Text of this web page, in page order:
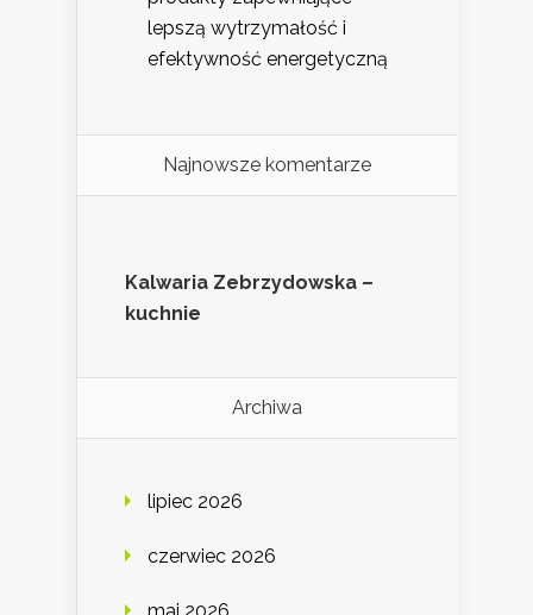
lepszą wytrzymałość i
efektywność energetyczną
Najnowsze komentarze
Kalwaria Zebrzydowska –
kuchnie
Archiwa
lipiec 2026
czerwiec 2026